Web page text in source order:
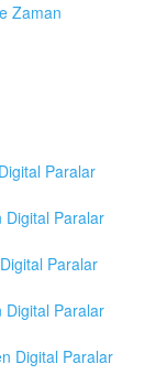
Zaman
Paralar
Digital Paralar
Paralar
Digital Paralar
Digital Paralar